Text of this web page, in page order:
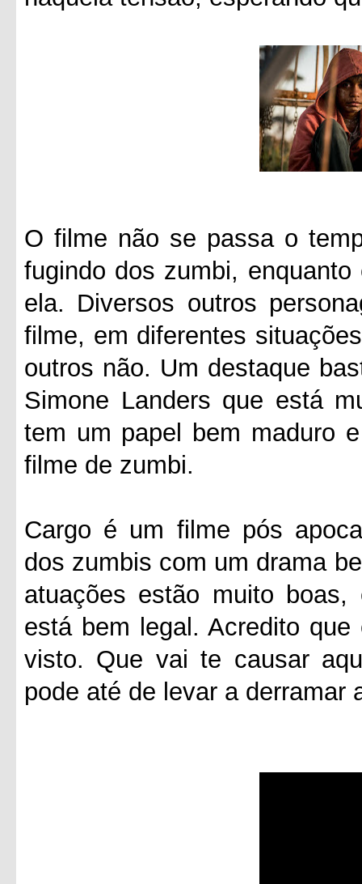
O filme não se passa o
fugindo dos zumbi,
ela. Diversos outros
filme, em diferentes
outros não. Um destaque
Simone Landers que está
tem um papel bem maduro
filme de zumbi.
Cargo é um filme pós
dos zumbis com um drama
atuações estão muito
está bem legal. Acredito
visto. Que vai te causar
pode até de levar a derramar